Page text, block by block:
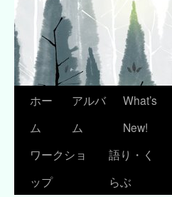
ホー
ム
アルバ
ム
What’s
New!
ワークショ
ップ
語り・く
らぶ